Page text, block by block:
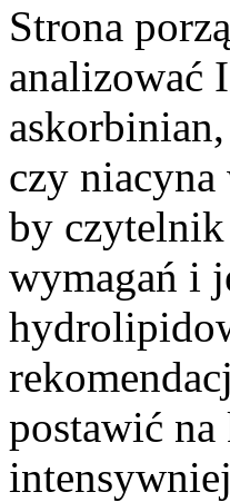
Strona
analizować
czy
by czytelnik
wymagań i
postawić